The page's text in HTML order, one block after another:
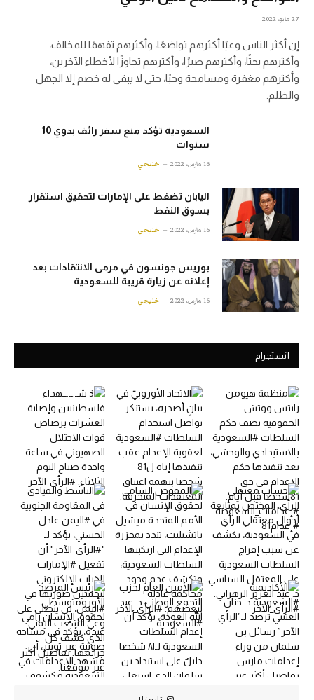
27 مايو، 2022
إن أكثر الناس وعيًا أكثرهم تواضعًا، وأكثرهم تفهمًا للمخالف،
وأكثرهم بحثًا، وأكثرهم صبرًا، وأكثرهم تجاوزًا لأخطاء الآخرين،
وأكثرهم مغفرة ومسامحة وحبًا، حتى لا يبقى له خصم إلا الجهل
والظلم.
السعودية تؤكد منع سفر رائف بدوي 10
سنوات
16 مارس، 2022 خليجي
اليابان تضغط على الإمارات لتحقيق استقرار
بسوق النفط
16 مارس، 2022 خليجي
بوريس جونسون في مرمى الانتقادات بعد
إعلانه عن زيارة قريبة للسعودية
16 مارس، 2022 خليجي
انستجرام